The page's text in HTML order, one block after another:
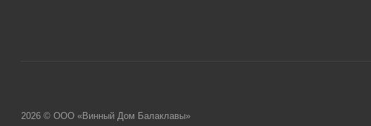
2026 © ООО «Винный Дом Балаклавы»